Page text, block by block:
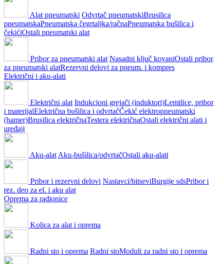
Alat pneumatski Odvrtač pneumatskiBrusilica
pneumatskaPneumatska čegrtaljka/račnaPneumatska bušilica i
čekićiOstali pneumatski alat
Pribor za pneumatski alat Nasadni ključ kovaniOstali pribor
za pneumatski alatRezervni delovi za pneum. i kompres
Električni i aku-alati
Električni alat Indukcioni grejači (induktori)Lemilice, pribor
i materijalElektrična bušilica i odvrtačČekić elektropneumatski
(hamer)Brusilica električnaTestera električnaOstali električni alati i
uređaji
Aku-alat Aku-bušilica/odvrtačOstali aku-alati
Pribor i rezervni delovi Nastavci/bitseviBurgije sdsPribor i
rez. deo za el. i aku alat
Oprema za radionice
Kolica za alat i oprema
Radni sto i oprema Radni stoModuli za radni sto i oprema